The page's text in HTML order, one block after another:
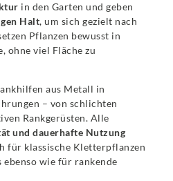
in den Garten und geben
Halt, um sich gezielt nach
Pflanzen bewusst in
ohne viel Fläche zu
aus Metall in
– von schlichten
Rankgerüsten. Alle
und dauerhafte Nutzung
für klassische Kletterpflanzen
ebenso wie für rankende